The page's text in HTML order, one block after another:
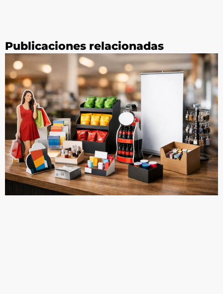
Publicaciones relacionadas